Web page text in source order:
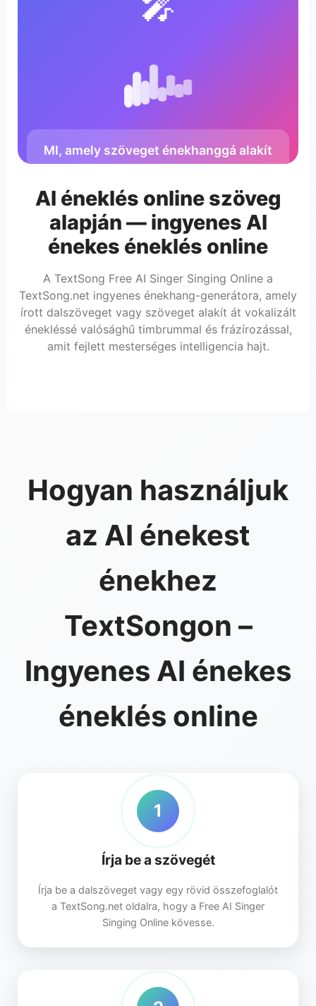
AI éneklés online szöveg
alapján — ingyenes AI
énekes éneklés online
A TextSong Free AI Singer Singing Online a
TextSong.net ingyenes énekhang-generátora, amely
írott dalszöveget vagy szöveget alakít át vokalizált
énekléssé valósághű timbrummal és frázírozással,
amit fejlett mesterséges intelligencia hajt.
MI, amely szöveget énekhanggá alakít
Hogyan használjuk
az AI énekest
énekhez
TextSongon –
Ingyenes AI énekes
éneklés online
1
Írja be a szövegét
Írja be a dalszöveget vagy egy rövid összefoglalót
a TextSong.net oldalra, hogy a Free AI Singer
Singing Online kövesse.